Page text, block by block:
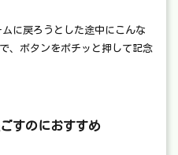
に戻ろうとした途中にこんな
、ボタンをポチッと押して記念
すのにおすすめ